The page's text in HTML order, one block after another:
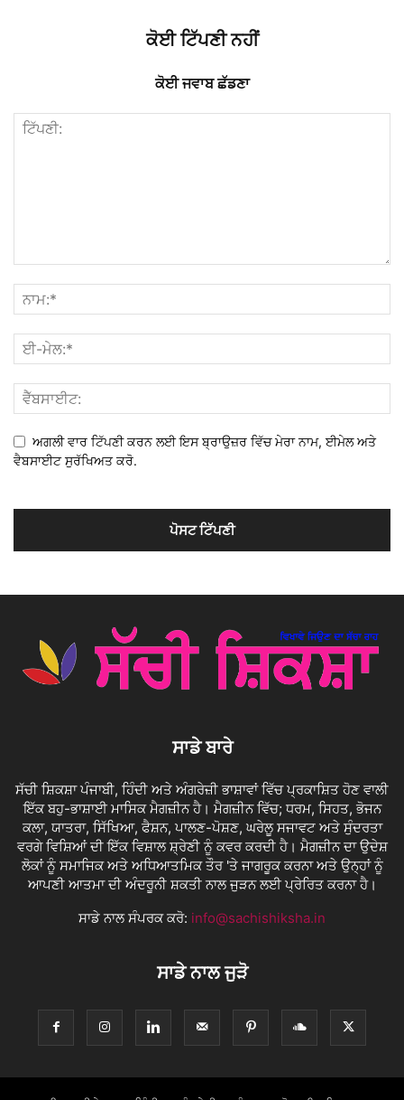
ਕੋਈ ਟਿੱਪਣੀ ਨਹੀਂ
ਕੋਈ ਜਵਾਬ ਛੱਡਣਾ
ਅਗਲੀ ਵਾਰ ਟਿੱਪਣੀ ਕਰਨ ਲਈ ਇਸ ਬ੍ਰਾਉਜ਼ਰ ਵਿੱਚ ਮੇਰਾ ਨਾਮ, ਈਮੇਲ ਅਤੇ
ਵੈਬਸਾਈਟ ਸੁਰੱਖਿਅਤ ਕਰੋ.
ਸਾਡੇ ਬਾਰੇ
ਸੱਚੀ ਸ਼ਿਕਸ਼ਾ ਪੰਜਾਬੀ, ਹਿੰਦੀ ਅਤੇ ਅੰਗਰੇਜ਼ੀ ਭਾਸ਼ਾਵਾਂ ਵਿੱਚ ਪ੍ਰਕਾਸ਼ਿਤ ਹੋਣ ਵਾਲੀ
ਇੱਕ ਬਹੁ-ਭਾਸ਼ਾਈ ਮਾਸਿਕ ਮੈਗਜ਼ੀਨ ਹੈ। ਮੈਗਜ਼ੀਨ ਵਿੱਚ; ਧਰਮ, ਸਿਹਤ, ਭੋਜਨ
ਕਲਾ, ਯਾਤਰਾ, ਸਿੱਖਿਆ, ਫੈਸ਼ਨ, ਪਾਲਣ-ਪੋਸ਼ਣ, ਘਰੇਲੂ ਸਜਾਵਟ ਅਤੇ ਸੁੰਦਰਤਾ
ਵਰਗੇ ਵਿਸ਼ਿਆਂ ਦੀ ਇੱਕ ਵਿਸ਼ਾਲ ਸ਼੍ਰੇਣੀ ਨੂੰ ਕਵਰ ਕਰਦੀ ਹੈ। ਮੈਗਜ਼ੀਨ ਦਾ ਉਦੇਸ਼
ਲੋਕਾਂ ਨੂੰ ਸਮਾਜਿਕ ਅਤੇ ਅਧਿਆਤਮਿਕ ਤੌਰ 'ਤੇ ਜਾਗਰੂਕ ਕਰਨਾ ਅਤੇ ਉਨ੍ਹਾਂ ਨੂੰ
ਆਪਣੀ ਆਤਮਾ ਦੀ ਅੰਦਰੂਨੀ ਸ਼ਕਤੀ ਨਾਲ ਜੁੜਨ ਲਈ ਪ੍ਰੇਰਿਤ ਕਰਨਾ ਹੈ।
ਸਾਡੇ ਨਾਲ ਸੰਪਰਕ ਕਰੋ: info@sachishiksha.in
ਸਾਡੇ ਨਾਲ ਜੁੜੋ